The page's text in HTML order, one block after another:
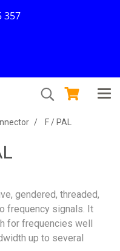
357
F / PAL
gendered, threaded,
frequency signals. It
for frequencies well
up to several